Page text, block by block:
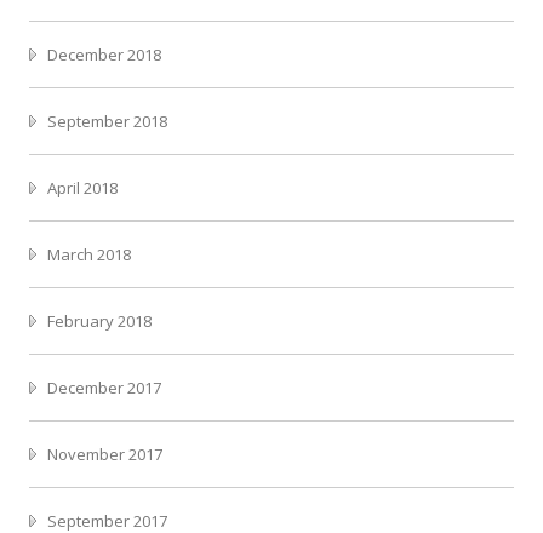
December 2018
September 2018
April 2018
March 2018
February 2018
December 2017
November 2017
September 2017